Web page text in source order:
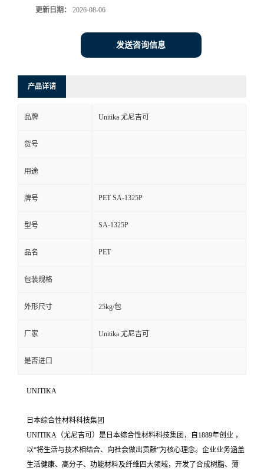
更新日期： 2026-08-06
发送咨询信息
产品详请
品牌 Unitika 尤尼吉可
货号
用途
牌号 PET SA-1325P
型号 SA-1325P
品名 PET
包装规格
外形尺寸 25kg/包
厂家 Unitika 尤尼吉可
是否进口
UNITIKA
日本综合性材料科技集团
UNITIKA（尤尼吉可）是日本综合性材料科技集团，自1889年创业 ，
以“将生活与技术相结合、向社会做出贡献”为核心理念。企业业务涵盖
生活健康、高分子、功能材料及纤维四大领域，开发了合成树脂、薄